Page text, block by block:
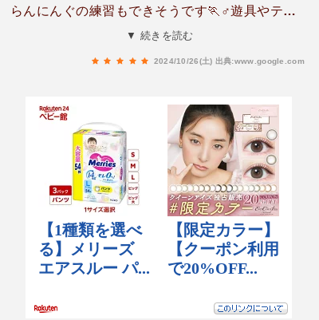
らんにんぐの練習もできそうです🏃♂️遊具やテニ
スコートもあり、駐車場も数ヶ所にありました。
▼ 続きを読む
2024/10/26(土) 出典:www.google.com